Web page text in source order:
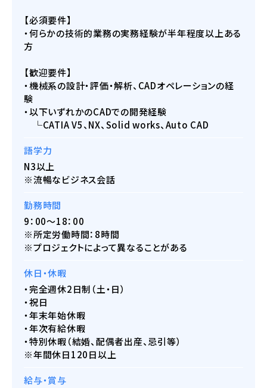
【必須要件】
・何らかの技術的業務の実務経験が半年程度以上ある
方
【歓迎要件】
・機械系の設計・評価・解析、CADオペレーションの経
験
・以下いずれかのCADでの開発経験
└CATIA V5、NX、Solid works、Auto CAD
語学力
N3以上
※流暢なビジネス会話
勤務時間
9：00〜18：00
※所定労働時間：8時間
※プロジェクトによって異なることがある
休日・休暇
・完全週休2日制（土・日）
・祝日
・年末年始休暇
・年次有給休暇
・特別休暇（結婚、配偶者出産、忌引等）
※年間休日120日以上
給与・賞与